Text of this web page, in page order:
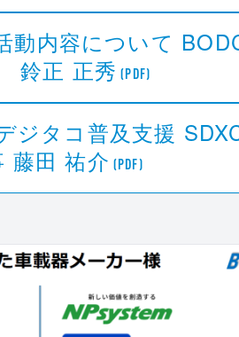
動内容について
鈴正 正秀 (PDF)
ジタコ普及支援
藤田 祐介 (PDF)